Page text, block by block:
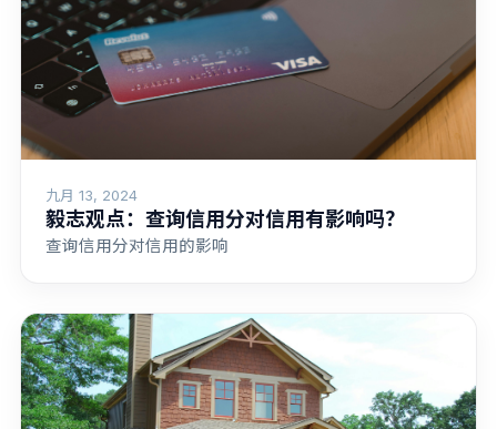
九月 13, 2024
毅志观点：查询信用分对信用有影响吗？
查询信用分对信用的影响